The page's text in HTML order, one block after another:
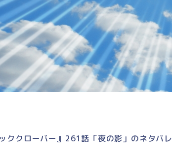
ッククローバー』261話「夜の影」のネタバレ